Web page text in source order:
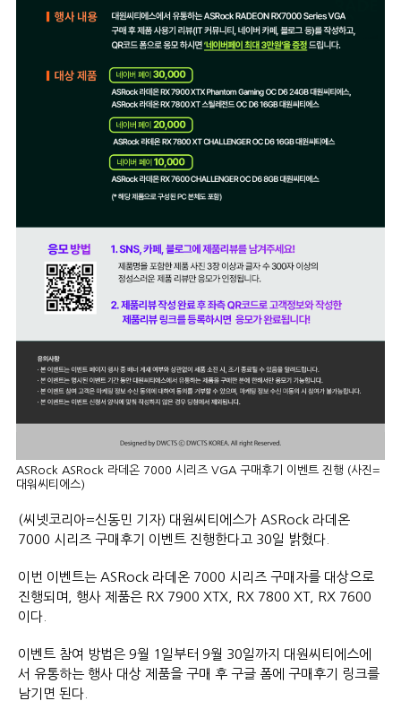
ASRock ASRock 라데온 7000 시리즈 VGA 구매후기 이벤트 진행 (사진=
대워씨티에스)
(씨넷코리아=신동민 기자) 대원씨티에스가 ASRock 라데온
7000 시리즈 구매후기 이벤트 진행한다고 30일 밝혔다.
이번 이벤트는 ASRock 라데온 7000 시리즈 구매자를 대상으로
진행되며, 행사 제품은 RX 7900 XTX, RX 7800 XT, RX 7600
이다.
이벤트 참여 방법은 9월 1일부터 9월 30일까지 대원씨티에스에
서 유통하는 행사 대상 제품을 구매 후 구글 폼에 구매후기 링크를
남기면 된다.